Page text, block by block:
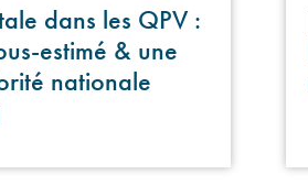
dans les QPV :
estimé & une
nationale